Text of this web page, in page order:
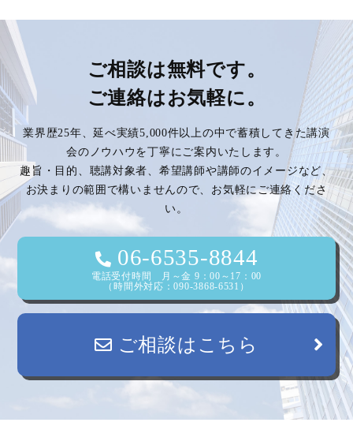
ナ
ビ
ゲ
ー
シ
ョ
ン
ご相談は無料です。
ご連絡はお気軽に。
業界歴25年、延べ実績5,000件以上の中で蓄積してきた講演
会のノウハウを丁寧にご案内いたします。
趣旨・目的、聴講対象者、希望講師や講師のイメージなど、
お決まりの範囲で構いませんので、お気軽にご連絡くださ
い。
06-6535-8844
電話受付時間 月～金 9：00～17：00
（時間外対応：090-3868-6531）
ご相談はこちら